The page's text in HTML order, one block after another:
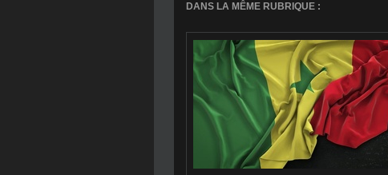
DANS LA MÊME RUBRIQUE :